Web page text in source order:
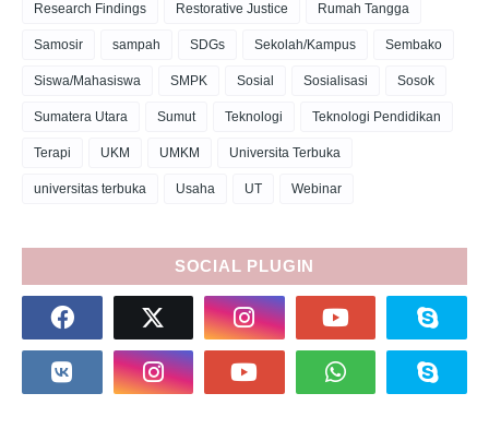
Research Findings Restorative Justice Rumah Tangga
Samosir sampah SDGs Sekolah/Kampus Sembako
Siswa/Mahasiswa SMPK Sosial Sosialisasi Sosok
Sumatera Utara Sumut Teknologi Teknologi Pendidikan
Terapi UKM UMKM Universita Terbuka
universitas terbuka Usaha UT Webinar
SOCIAL PLUGIN